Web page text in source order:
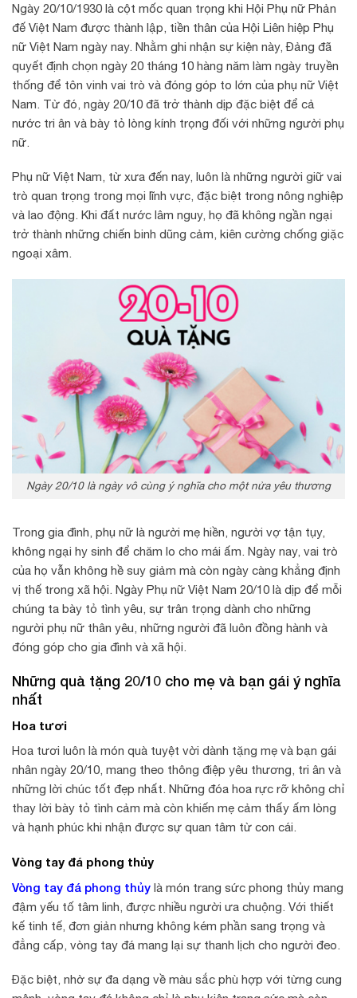
Ngày 20/10/1930 là cột mốc quan trọng khi Hội Phụ nữ Phản
đế Việt Nam được thành lập, tiền thân của Hội Liên hiệp Phụ
nữ Việt Nam ngày nay. Nhằm ghi nhận sự kiện này, Đảng đã
quyết định chọn ngày 20 tháng 10 hàng năm làm ngày truyền
thống để tôn vinh vai trò và đóng góp to lớn của phụ nữ Việt
Nam. Từ đó, ngày 20/10 đã trở thành dịp đặc biệt để cả
nước tri ân và bày tỏ lòng kính trọng đối với những người phụ
nữ.
Phụ nữ Việt Nam, từ xưa đến nay, luôn là những người giữ vai
trò quan trọng trong mọi lĩnh vực, đặc biệt trong nông nghiệp
và lao động. Khi đất nước lâm nguy, họ đã không ngần ngại
trở thành những chiến binh dũng cảm, kiên cường chống giặc
ngoại xâm.
Ngày 20/10 là ngày vô cùng ý nghĩa cho một nửa yêu thương
Trong gia đình, phụ nữ là người mẹ hiền, người vợ tận tụy,
không ngại hy sinh để chăm lo cho mái ấm. Ngày nay, vai trò
của họ vẫn không hề suy giảm mà còn ngày càng khẳng định
vị thế trong xã hội. Ngày Phụ nữ Việt Nam 20/10 là dịp để mỗi
chúng ta bày tỏ tình yêu, sự trân trọng dành cho những
người phụ nữ thân yêu, những người đã luôn đồng hành và
đóng góp cho gia đình và xã hội.
Những quà tặng 20/10 cho mẹ và bạn gái ý nghĩa
nhất
Hoa tươi
Hoa tươi luôn là món quà tuyệt vời dành tặng mẹ và bạn gái
nhân ngày 20/10, mang theo thông điệp yêu thương, tri ân và
những lời chúc tốt đẹp nhất. Những đóa hoa rực rỡ không chỉ
thay lời bày tỏ tình cảm mà còn khiến mẹ cảm thấy ấm lòng
và hạnh phúc khi nhận được sự quan tâm từ con cái.
Vòng tay đá phong thủy
Vòng tay đá phong thủy là món trang sức phong thủy mang
đậm yếu tố tâm linh, được nhiều người ưa chuộng. Với thiết
kế tinh tế, đơn giản nhưng không kém phần sang trọng và
đẳng cấp, vòng tay đá mang lại sự thanh lịch cho người đeo.
Đặc biệt, nhờ sự đa dạng về màu sắc phù hợp với từng cung